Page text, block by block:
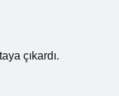
çıkardı.